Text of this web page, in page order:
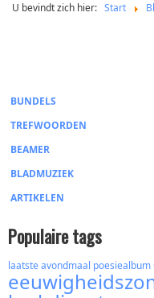
U bevindt zich hier: Start
BUNDELS
TREFWOORDEN
BEAMER
BLADMUZIEK
ARTIKELEN
Populaire tags
laatste avondmaal poesiealbum